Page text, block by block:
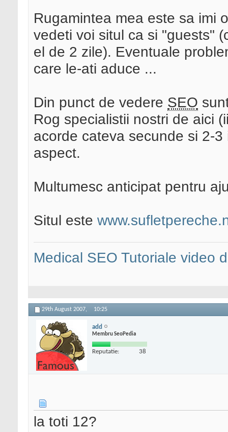
Rugamintea mea este sa imi
vedeti voi situl ca si "guests"
el de 2 zile). Eventuale
care le-ati aduce ...
Din punct de vedere SEO
Rog specialistii nostri de aici
acorde cateva secunde si 2-
aspect.
Multumesc anticipat pentru
Situl este
Medical SEO Tutoriale video
29th August 2007, 10:25
add
Membru SeoPedia
Reputatie: 38
la toti 12?